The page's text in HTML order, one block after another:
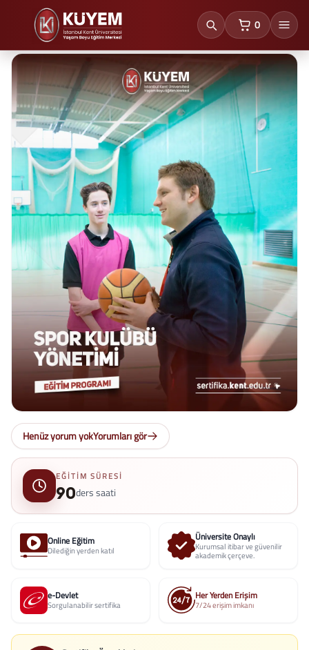
0
sepetteki
Henüz yorum yokYorumları gör
EĞITIM SÜRESI
90ders saati
Online Eğitim
Dilediğin yerden katıl
Üniversite Onaylı
Kurumsal itibar ve güvenilir
akademik çerçeve.
e-Devlet
Sorgulanabilir sertifika
Her Yerden Erişim
7/24 erişim imkanı